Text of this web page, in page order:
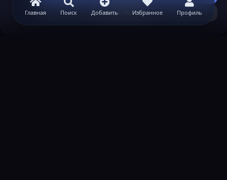
Главная Поиск Добавить Избранное Профиль
Теги
Узнать больше...